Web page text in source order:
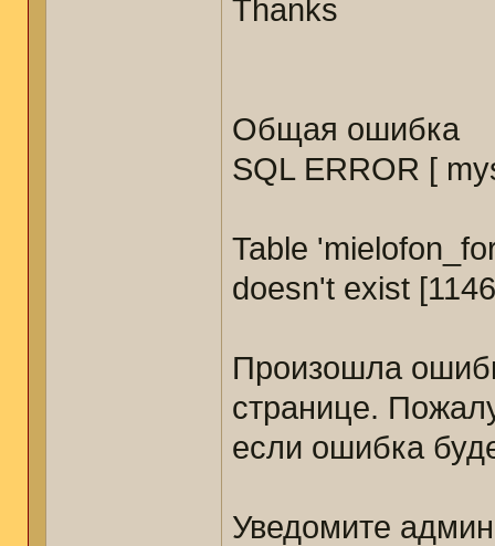
Thanks
Общая ошибка
SQL ERROR [
Table
doesn't exist
Произошла
странице.
если ошибка
Уведомите